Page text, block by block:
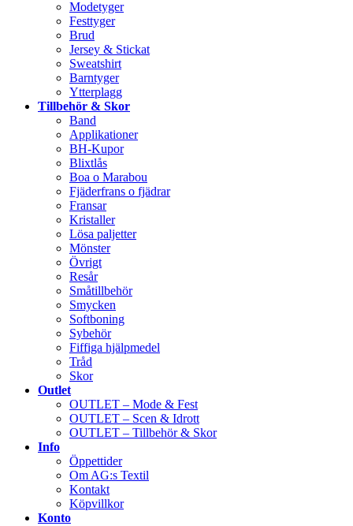
Modetyger
Festtyger
Brud
Jersey & Stickat
Sweatshirt
Barntyger
Ytterplagg
Tillbehör & Skor
Band
Applikationer
BH-Kupor
Blixtlås
Boa o Marabou
Fjäderfrans o fjädrar
Fransar
Kristaller
Lösa paljetter
Mönster
Övrigt
Resår
Småtillbehör
Smycken
Softboning
Sybehör
Fiffiga hjälpmedel
Tråd
Skor
Outlet
OUTLET – Mode & Fest
OUTLET – Scen & Idrott
OUTLET – Tillbehör & Skor
Info
Öppettider
Om AG:s Textil
Kontakt
Köpvillkor
Konto